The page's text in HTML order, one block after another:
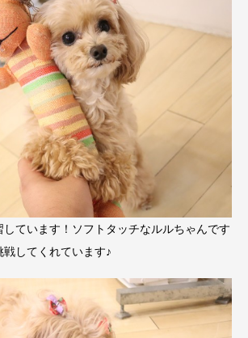
ています！ソフトタッチなルルちゃんです
してくれています♪